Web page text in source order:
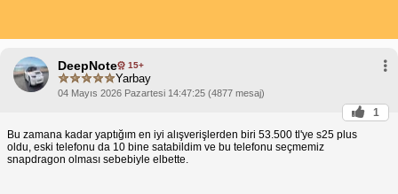
DeepNote 15+
Yarbay
04 Mayıs 2026 Pazartesi 14:47:25 (4877 mesaj)
1
Bu zamana kadar yaptığım en iyi alışverişlerden biri 53.500 tl'ye s25 plus
oldu, eski telefonu da 10 bine satabildim ve bu telefonu seçmemiz
snapdragon olması sebebiyle elbette.